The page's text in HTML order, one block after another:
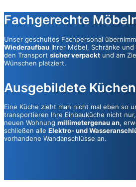
Fachgerechte
Unser geschultes Fachpersonal
Wiederaufbau Ihrer Möbel, Schränke
den Transport sicher verpackt und am
Wünschen platziert.
Ausgebildete
Eine Küche zieht man nicht mal eben so
transportieren Ihre Einbauküche nicht
neuen Wohnung millimetergenau an,
schließen alle Elektro- und
vorhandene Wandanschlüsse an.